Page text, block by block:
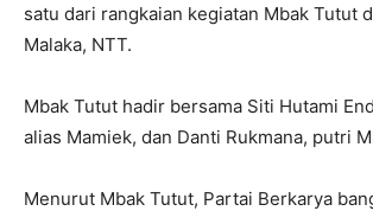
satu dari rangkaian kegiatan Mbak Tutut
Malaka, NTT.
Mbak Tutut hadir bersama Siti Hutami
alias Mamiek, dan Danti Rukmana, putri
Menurut Mbak Tutut, Partai Berkarya